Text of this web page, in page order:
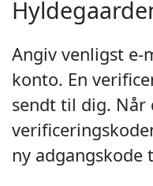
Angiv venligst e-
konto. En
sendt til dig.
ny adgangskode